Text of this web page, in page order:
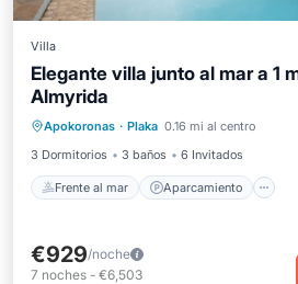
Villa
Elegante villa junto al mar a 1
Almyrida
Apokoronas · Plaka 0.16 mi al centro
3 Dormitorios
3 baños 6 Invitados
Frente al mar Aparcamiento
Vista al mar
€929/noche
7 noches - €6,503